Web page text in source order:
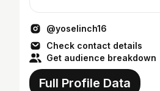
@yoselinch16
Check contact details
Get audience breakdown
Full Profile Data